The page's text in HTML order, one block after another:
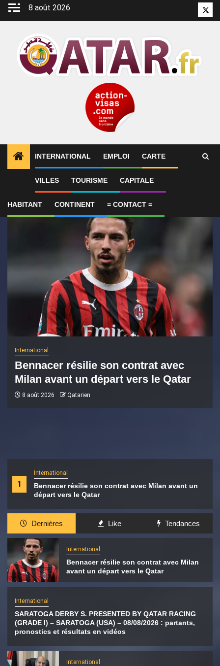
Aller
8 août 2026
INTERNATIONAL EMPLOI CARTE
VILLES TOURISME CAPITALE
HABITANT CONTINENT = CONTACT =
ALERTES INFO 1 Bennacer résilie son contrat
1
International
Bennacer résilie son contrat avec Milan avant un
départ vers le Qatar
International
Bennacer résilie son contrat avec
Milan avant un départ vers le Qatar
8 août 2026 Qatarien
Dernières Like Tendances
International
Bennacer résilie son contrat avec Milan
avant un départ vers le Qatar
International
SARATOGA DERBY S. PRESENTED BY QATAR RACING
(GRADE I) – SARATOGA (USA) – 08/08/2026 : partants,
pronostics et résultats en vidéos
International